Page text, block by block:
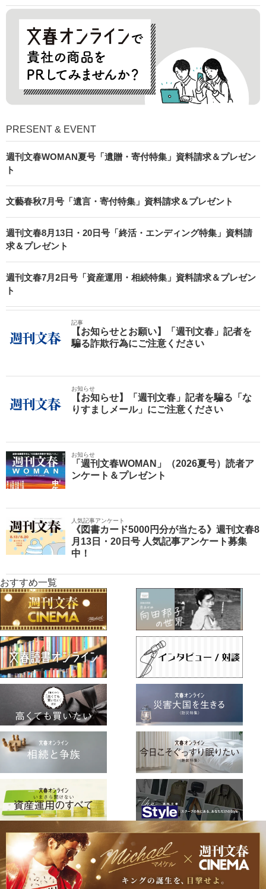
PRESENT & EVENT
週刊文春WOMAN夏号「遺贈・寄付特集」資料請求＆プレゼン
ト
文藝春秋7月号「遺言・寄付特集」資料請求＆プレゼント
週刊文春8月13日・20日号「終活・エンディング特集」資料請
求＆プレゼント
週刊文春7月2日号「資産運用・相続特集」資料請求＆プレゼン
ト
記事
【お知らせとお願い】「週刊文春」記者を
騙る詐欺行為にご注意ください
お知らせ
【お知らせ】「週刊文春」記者を騙る「な
りすましメール」にご注意ください
お知らせ
「週刊文春WOMAN」（2026夏号）読者ア
ンケート＆プレゼント
人気記事アンケート
《図書カード5000円分が当たる》週刊文春8
月13日・20日号 人気記事アンケート募集
中！
おすすめ一覧